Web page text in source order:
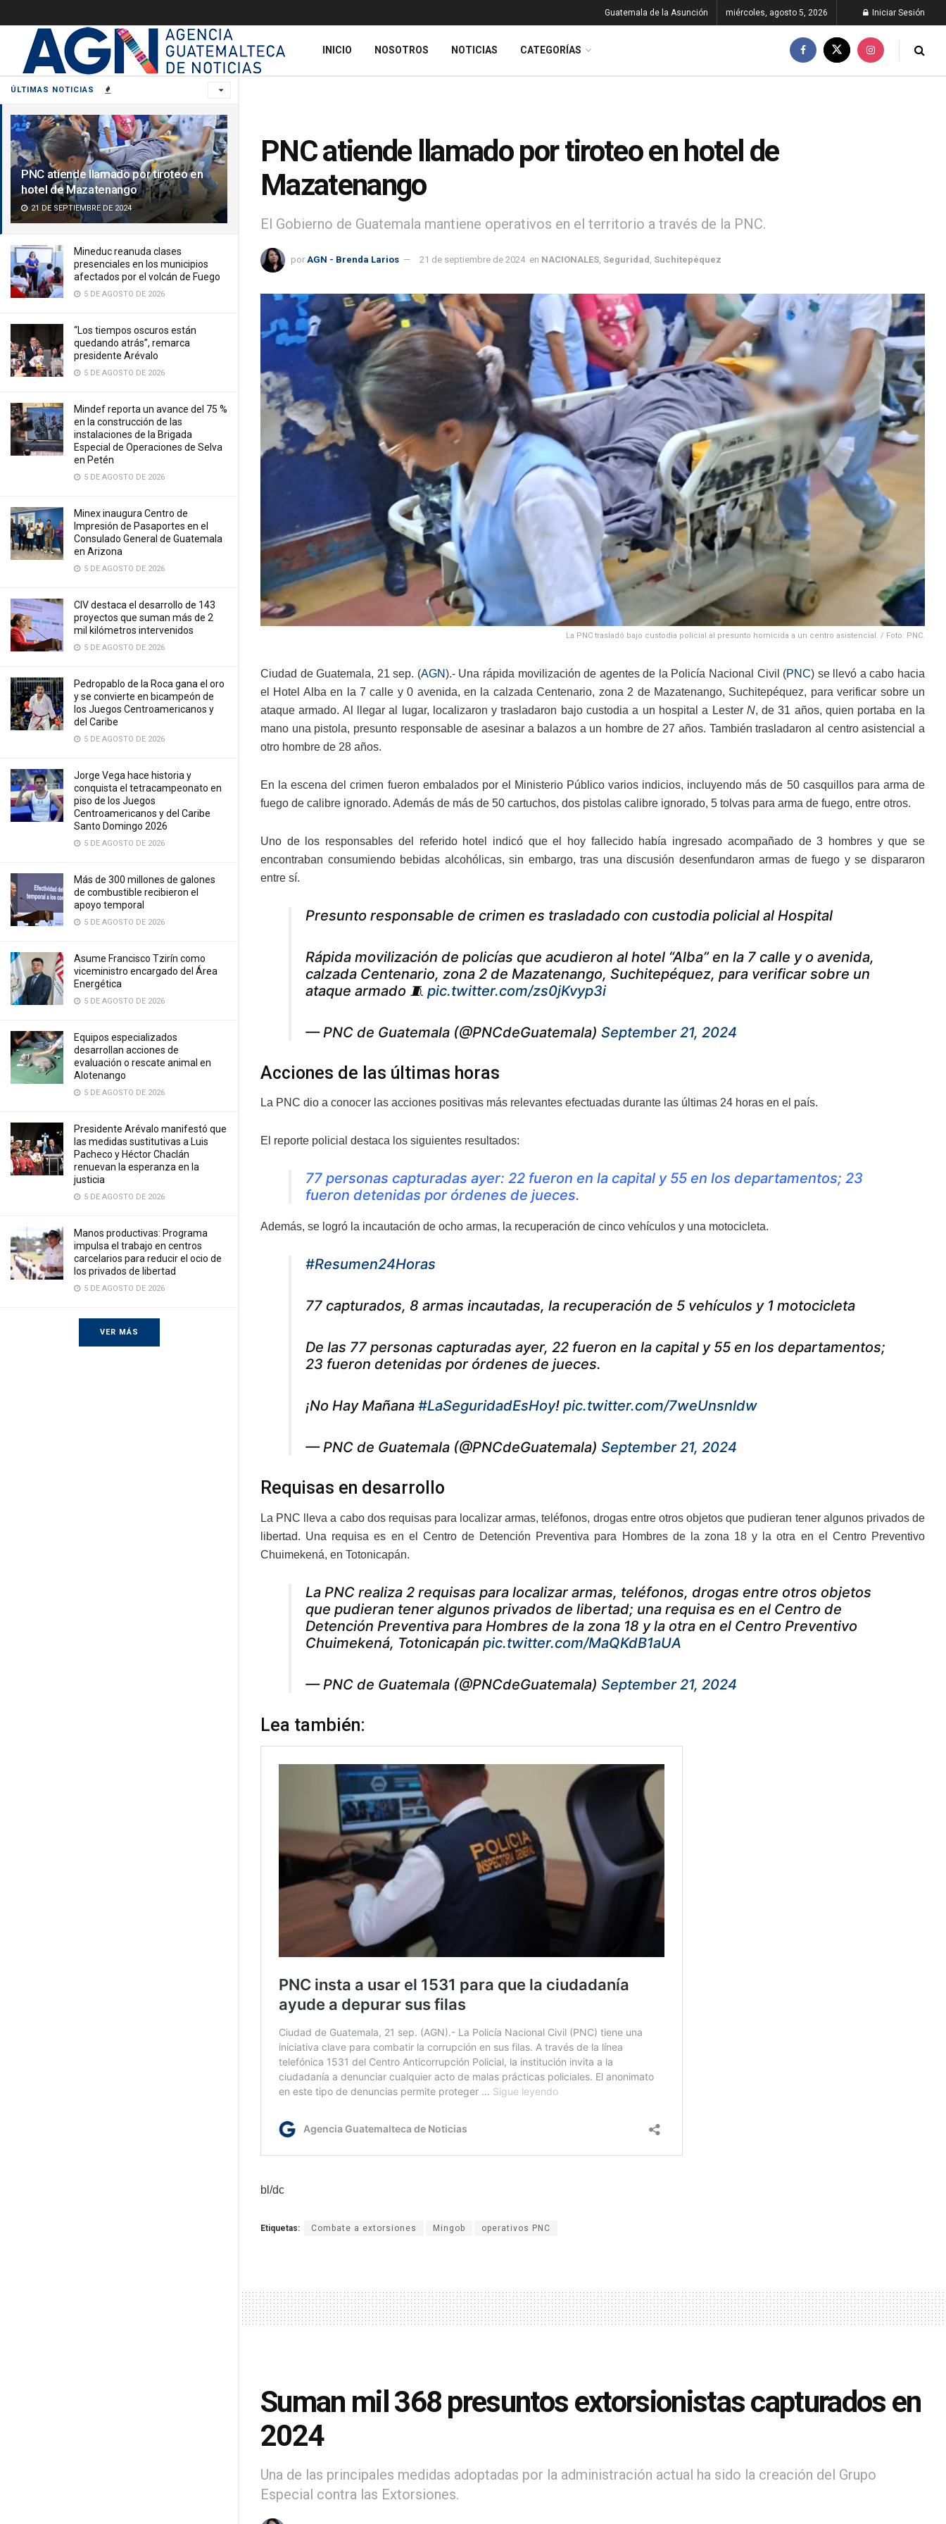
ÚLTIMAS NOTICIAS
PNC atiende llamado por tiroteo en
hotel de Mazatenango
21 DE SEPTIEMBRE DE 2024
Mineduc reanuda clases
presenciales en los municipios
afectados por el volcán de Fuego
5 DE AGOSTO DE 2026
“Los tiempos oscuros están
quedando atrás”, remarca
presidente Arévalo
5 DE AGOSTO DE 2026
Mindef reporta un avance del 75 %
en la construcción de las
instalaciones de la Brigada
Especial de Operaciones de Selva
en Petén
5 DE AGOSTO DE 2026
Minex inaugura Centro de
Impresión de Pasaportes en el
Consulado General de Guatemala
en Arizona
5 DE AGOSTO DE 2026
CIV destaca el desarrollo de 143
proyectos que suman más de 2
mil kilómetros intervenidos
5 DE AGOSTO DE 2026
Pedropablo de la Roca gana el oro
y se convierte en bicampeón de
los Juegos Centroamericanos y
del Caribe
5 DE AGOSTO DE 2026
Jorge Vega hace historia y
conquista el tetracampeonato en
piso de los Juegos
Centroamericanos y del Caribe
Santo Domingo 2026
5 DE AGOSTO DE 2026
Más de 300 millones de galones
de combustible recibieron el
apoyo temporal
5 DE AGOSTO DE 2026
Asume Francisco Tzirín como
viceministro encargado del Área
Energética
5 DE AGOSTO DE 2026
Equipos especializados
desarrollan acciones de
evaluación o rescate animal en
Alotenango
5 DE AGOSTO DE 2026
Presidente Arévalo manifestó que
las medidas sustitutivas a Luis
Pacheco y Héctor Chaclán
renuevan la esperanza en la
justicia
5 DE AGOSTO DE 2026
Manos productivas: Programa
impulsa el trabajo en centros
carcelarios para reducir el ocio de
los privados de libertad
5 DE AGOSTO DE 2026
VER MÁS
Guatemala de la Asunción miércoles, agosto 5, 2026 Iniciar Sesión
INICIO NOSOTROS NOTICIAS CATEGORÍAS
PNC atiende llamado por tiroteo en hotel de
Mazatenango
El Gobierno de Guatemala mantiene operativos en el territorio a través de la PNC.
por AGN - Brenda Larios 21 de septiembre de 2024 en NACIONALES Seguridad Suchitepéquez
La PNC trasladó bajo custodia policial al presunto homicida a un centro asistencial. / Foto: PNC.
Ciudad de Guatemala, 21 sep. (AGN).- Una rápida movilización de agentes de la Policía Nacional Civil (PNC) se llevó a cabo hacia
el Hotel Alba en la 7 calle y 0 avenida, en la calzada Centenario, zona 2 de Mazatenango, Suchitepéquez, para verificar sobre un
ataque armado. Al llegar al lugar, localizaron y trasladaron bajo custodia a un hospital a Lester N, de 31 años, quien portaba en la
mano una pistola, presunto responsable de asesinar a balazos a un hombre de 27 años. También trasladaron al centro asistencial a
otro hombre de 28 años.
En la escena del crimen fueron embalados por el Ministerio Público varios indicios, incluyendo más de 50 casquillos para arma de
fuego de calibre ignorado. Además de más de 50 cartuchos, dos pistolas calibre ignorado, 5 tolvas para arma de fuego, entre otros.
Uno de los responsables del referido hotel indicó que el hoy fallecido había ingresado acompañado de 3 hombres y que se
encontraban consumiendo bebidas alcohólicas, sin embargo, tras una discusión desenfundaron armas de fuego y se dispararon
entre sí.
Presunto responsable de crimen es trasladado con custodia policial al Hospital
Rápida movilización de policías que acudieron al hotel “Alba” en la 7 calle y o avenida,
calzada Centenario, zona 2 de Mazatenango, Suchitepéquez, para verificar sobre un
ataque armado 🧵 pic.twitter.com/zs0jKvyp3i
— PNC de Guatemala (@PNCdeGuatemala) September 21, 2024
Acciones de las últimas horas
La PNC dio a conocer las acciones positivas más relevantes efectuadas durante las últimas 24 horas en el país.
El reporte policial destaca los siguientes resultados:
77 personas capturadas ayer: 22 fueron en la capital y 55 en los departamentos; 23
fueron detenidas por órdenes de jueces.
Además, se logró la incautación de ocho armas, la recuperación de cinco vehículos y una motocicleta.
#Resumen24Horas
77 capturados, 8 armas incautadas, la recuperación de 5 vehículos y 1 motocicleta
De las 77 personas capturadas ayer, 22 fueron en la capital y 55 en los departamentos;
23 fueron detenidas por órdenes de jueces.
¡No Hay Mañana #LaSeguridadEsHoy! pic.twitter.com/7weUnsnldw
— PNC de Guatemala (@PNCdeGuatemala) September 21, 2024
Requisas en desarrollo
La PNC lleva a cabo dos requisas para localizar armas, teléfonos, drogas entre otros objetos que pudieran tener algunos privados de
libertad. Una requisa es en el Centro de Detención Preventiva para Hombres de la zona 18 y la otra en el Centro Preventivo
Chuimekená, en Totonicapán.
La PNC realiza 2 requisas para localizar armas, teléfonos, drogas entre otros objetos
que pudieran tener algunos privados de libertad; una requisa es en el Centro de
Detención Preventiva para Hombres de la zona 18 y la otra en el Centro Preventivo
Chuimekená, Totonicapán pic.twitter.com/MaQKdB1aUA
— PNC de Guatemala (@PNCdeGuatemala) September 21, 2024
Lea también:
bl/dc
Etiquetas: Combate a extorsiones Mingob operativos PNC
Suman mil 368 presuntos extorsionistas capturados en
2024
Una de las principales medidas adoptadas por la administración actual ha sido la creación del Grupo
Especial contra las Extorsiones.